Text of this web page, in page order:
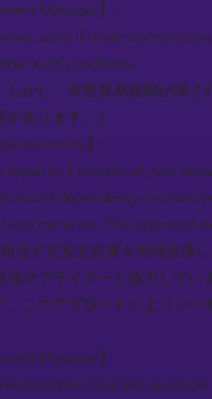
Manager】:
what if trade restrictions
such conditions.
しかし、突然貿易規制が課
あります。）
】:
equal to 3 months of your
avoid dependency on
materials. This approach
相当する安全在庫を地域倉
地サプライヤーと協力して
。このアプローチによりリ
Manager】:
One last